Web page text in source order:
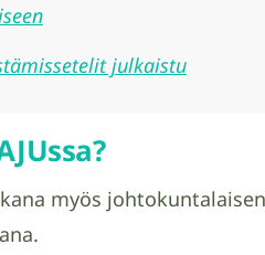
julkaistu
myös